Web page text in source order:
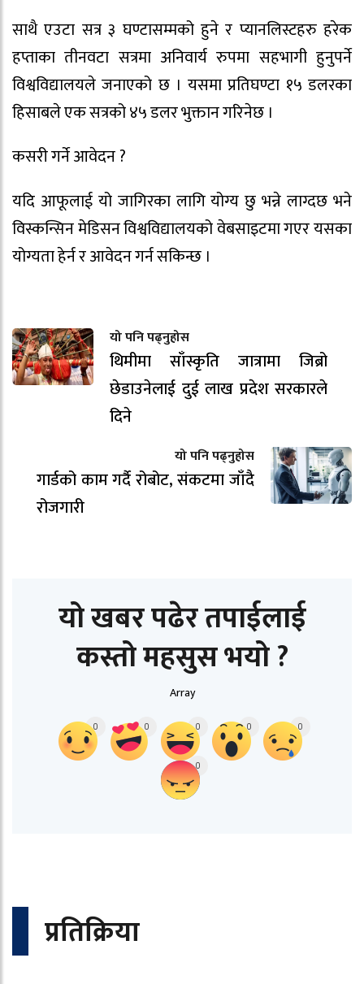
साथै एउटा सत्र ३ घण्टासम्मको हुने र प्यानलिस्टहरु हरेक
हप्ताका तीनवटा सत्रमा अनिवार्य रुपमा सहभागी हुनुपर्ने
विश्वविद्यालयले जनाएको छ । यसमा प्रतिघण्टा १५ डलरका
हिसाबले एक सत्रको ४५ डलर भुक्तान गरिनेछ ।
कसरी गर्ने आवेदन ?
यदि आफूलाई यो जागिरका लागि योग्य छु भन्ने लाग्दछ भने
विस्कन्सिन मेडिसन विश्वविद्यालयको वेबसाइटमा गएर यसका
योग्यता हेर्न र आवेदन गर्न सकिन्छ ।
यो पनि पढ्नुहोस
थिमीमा साँस्कृति जात्रामा जिब्रो
छेडाउनेलाई दुई लाख प्रदेश सरकारले
दिने
यो पनि पढ्नुहोस
गार्डको काम गर्दै रोबोट, संकटमा जाँदै
रोजगारी
यो खबर पढेर तपाईलाई
कस्तो महसुस भयो ?
Array
0 0 0 0 0
0
प्रतिक्रिया